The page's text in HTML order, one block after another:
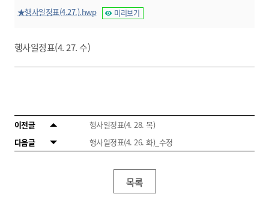
★행사일정표(4.27.).hwp 미리보기
행사일정표(4. 27. 수)
이전글
행사일정표(4. 28. 목)
다음글
행사일정표(4. 26. 화)_수정
목록